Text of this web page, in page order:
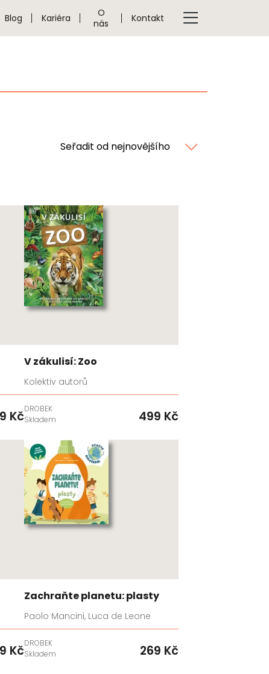
Blog Kariéra
O
nás
Kontakt
Seřadit od nejnovějšího
Kč
V zákulisí: Zoo
Kolektiv autorů
DROBEK
Skladem
499 Kč
Kč
Zachraňte planetu: plasty
Paolo Mancini, Luca de Leone
DROBEK
Skladem
269 Kč